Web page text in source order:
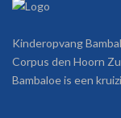
Kinderopvang
Corpus den Hoorn
Bambaloe is een